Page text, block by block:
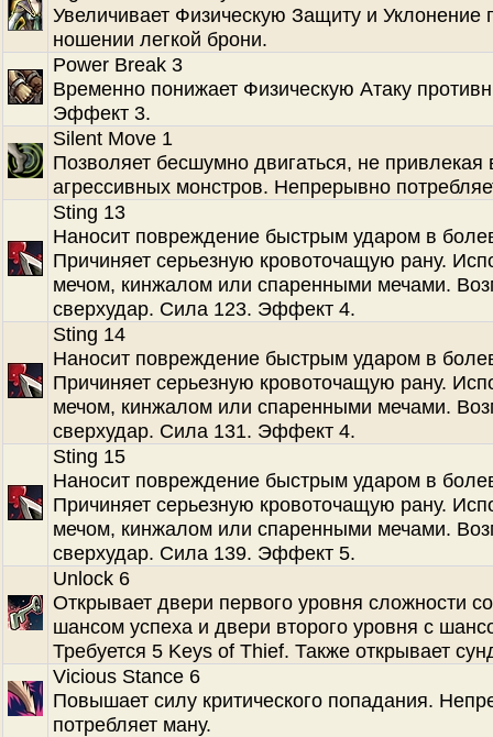
Увеличивает Физическую Защиту и Уклонение
ношении легкой брони.
Power Break 3
Временно понижает Физическую Атаку
Эффект 3.
Silent Move 1
Позволяет бесшумно двигаться, не привлекая
агрессивных монстров. Непрерывно
Sting 13
Наносит повреждение быстрым ударом в
Причиняет серьезную кровоточащую рану.
мечом, кинжалом или спаренными мечами.
сверхудар. Сила 123. Эффект 4.
Sting 14
Наносит повреждение быстрым ударом в
Причиняет серьезную кровоточащую рану.
мечом, кинжалом или спаренными мечами.
сверхудар. Сила 131. Эффект 4.
Sting 15
Наносит повреждение быстрым ударом в
Причиняет серьезную кровоточащую рану.
мечом, кинжалом или спаренными мечами.
сверхудар. Сила 139. Эффект 5.
Unlock 6
Открывает двери первого уровня сложности
шансом успеха и двери второго уровня с
Требуется 5 Keys of Thief. Также открывает
Vicious Stance 6
Повышает силу критического попадания.
потребляет ману.